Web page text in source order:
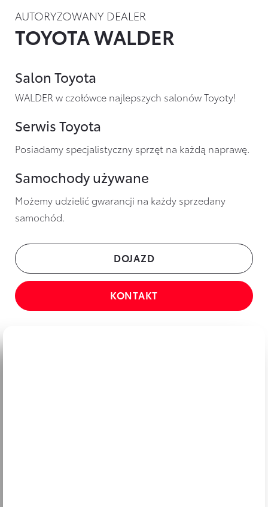
AUTORYZOWANY DEALER
TOYOTA WALDER
Salon Toyota
WALDER w czołówce najlepszych salonów Toyoty!
Serwis Toyota
Posiadamy specjalistyczny sprzęt na każdą naprawę.
Samochody używane
Możemy udzielić gwarancji na każdy sprzedany
samochód.
DOJAZD
KONTAKT